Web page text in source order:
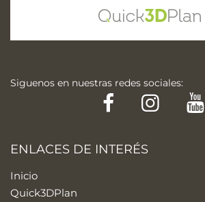
Siguenos en nuestras redes sociales:
FacebookInstagram
ENLACES DE INTERÉS
Inicio
Quick3DPlan